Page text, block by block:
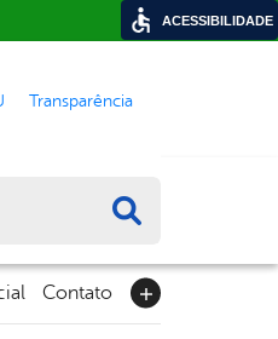
Transparência
Contato
ACESSIBILIDADE